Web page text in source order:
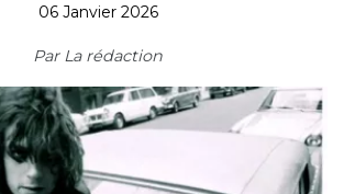
06 Janvier 2026
Par La rédaction